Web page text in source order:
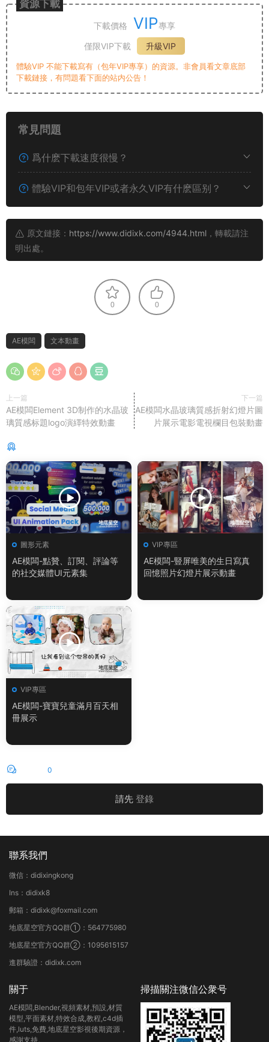
資源下載
下載價格 VIP專享
僅限VIP下載
升級VIP
體驗VIP 不能下載寫有（包年VIP專享）的資源。非會員看文章底部
下載鏈接，有問題看下面的站内公告！
常見問題
爲什麽下載速度很慢？
體驗VIP和包年VIP或者永久VIP有什麽區别？
原文鏈接： https://www.didixk.com/4944.html ，轉載請注
明出處。
0 0
AE模闆 文本動畫
上一篇
AE模闆Element 3D制作的水晶玻
璃質感标題logo演繹特效動畫
下一篇
AE模闆水晶玻璃質感折射幻燈片圖
片展示電影電視欄目包裝動畫
圖形元素
AE模闆-點贊、訂閱、評論等
的社交媒體UI元素集
VIP專區
AE模闆-豎屏唯美的生日寫真
回憶照片幻燈片展示動畫
VIP專區
AE模闆-寶寶兒童滿月百天相
冊展示
0
請先 登錄
聯系我們
微信：didixingkong
Ins：didixk8
郵箱：didixk@foxmail.com
地底星空官方QQ群①：564775980
地底星空官方QQ群②：1095615157
進群驗證：didixk.com
關于
AE模闆,Blender,視頻素材,預設,材質
模型,平面素材,特效合成,教程,c4d插
件,luts,免費,地底星空影視後期資源，
感謝支持。
掃描關注微信公衆号